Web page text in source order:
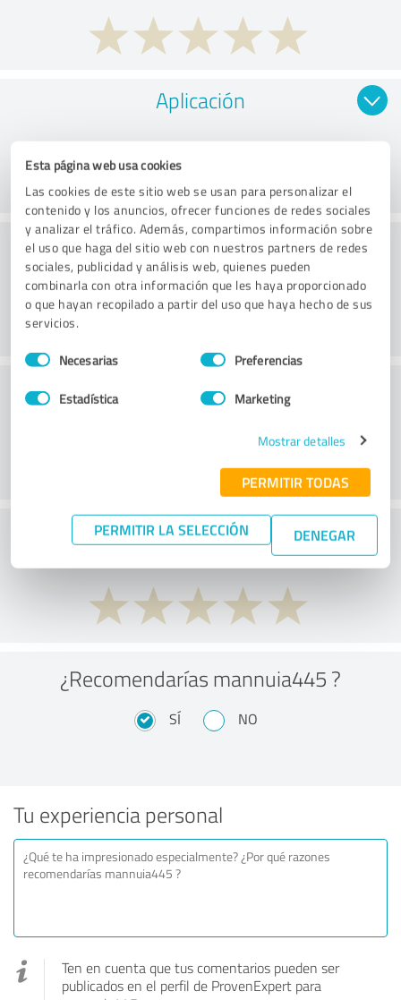
Esta página web usa cookies
Las cookies de este sitio web se usan para personalizar el
contenido y los anuncios, ofrecer funciones de redes sociales
y analizar el tráfico. Además, compartimos información sobre
el uso que haga del sitio web con nuestros partners de redes
sociales, publicidad y análisis web, quienes pueden
combinarla con otra información que les haya proporcionado
o que hayan recopilado a partir del uso que haya hecho de sus
servicios.
Selección
de
Necesarias Preferencias
Estadística Marketing
Mostrar detalles
PERMITIR TODAS
PERMITIR LA SELECCIÓN DENEGAR
Aplicación
Consultoría
Servicio de atención al cliente
¿Qué te parece la relación calidad-precio?
¿Recomendarías mannuia445 ?
SÍ NO
Tu experiencia personal
Ten en cuenta que tus comentarios pueden ser
publicados en el perfil de ProvenExpert para